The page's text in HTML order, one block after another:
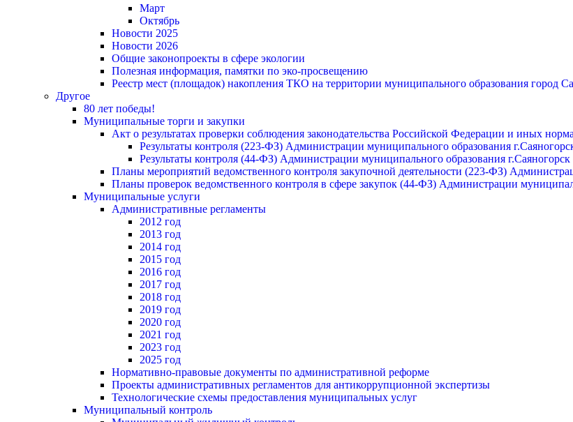
Март
Октябрь
Новости 2025
Новости 2026
Общие законопроекты в сфере экологии
Полезная информация, памятки по эко-просвещению
Реестр мест (площадок) накопления ТКО на территории муниципального образования город
Другое
80 лет победы!
Муниципальные торги и закупки
Акт о результатах проверки соблюдения законодательства Российской Федерации и иных
Результаты контроля (223-ФЗ) Администрации муниципального образования
Результаты контроля (44-ФЗ) Администрации муниципального образования г.Саяногорск
Планы мероприятий ведомственного контроля закупочной деятельности (223-ФЗ)
Планы проверок ведомственного контроля в сфере закупок (44-ФЗ) Администрации
Муниципальные услуги
Административные регламенты
2012 год
2013 год
2014 год
2015 год
2016 год
2017 год
2018 год
2019 год
2020 год
2021 год
2023 год
2025 год
Нормативно-правовые документы по административной реформе
Проекты административных регламентов для антикоррупционной экспертизы
Технологические схемы предоставления муниципальных услуг
Муниципальный контроль